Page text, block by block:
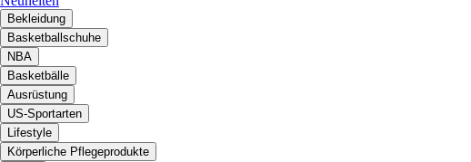
Bekleidung
Basketballschuhe
NBA
Basketbälle
Ausrüstung
US-Sportarten
Lifestyle
Körperliche Pflegeprodukte